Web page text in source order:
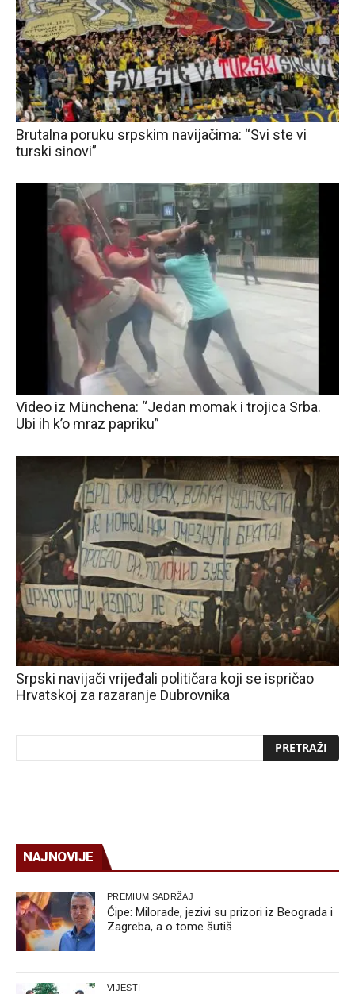
Brutalna poruku srpskim navijačima: “Svi ste vi
turski sinovi”
Video iz Münchena: “Jedan momak i trojica Srba.
Ubi ih k’o mraz papriku”
Srpski navijači vrijeđali političara koji se ispričao
Hrvatskoj za razaranje Dubrovnika
NAJNOVIJE
PREMIUM SADRŽAJ
Ćipe: Milorade, jezivi su prizori iz Beograda i
Zagreba, a o tome šutiš
VIJESTI